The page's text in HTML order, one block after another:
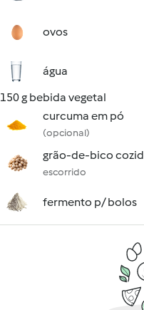
ovos
água
150 g bebida vegetal
curcuma em pó
(opcional)
grão-de-bico
escorrido
fermento p/ bolos